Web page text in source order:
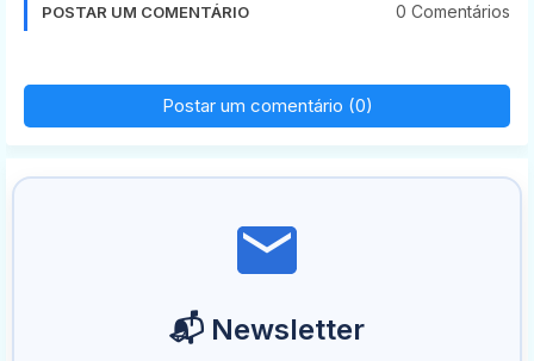
POSTAR UM COMENTÁRIO 0 Comentários
Postar um comentário (0)
📬 Newsletter